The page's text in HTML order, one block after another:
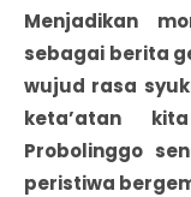
Menjadikan
sebagai berita
wujud rasa
keta’atan
Probolinggo
peristiwa